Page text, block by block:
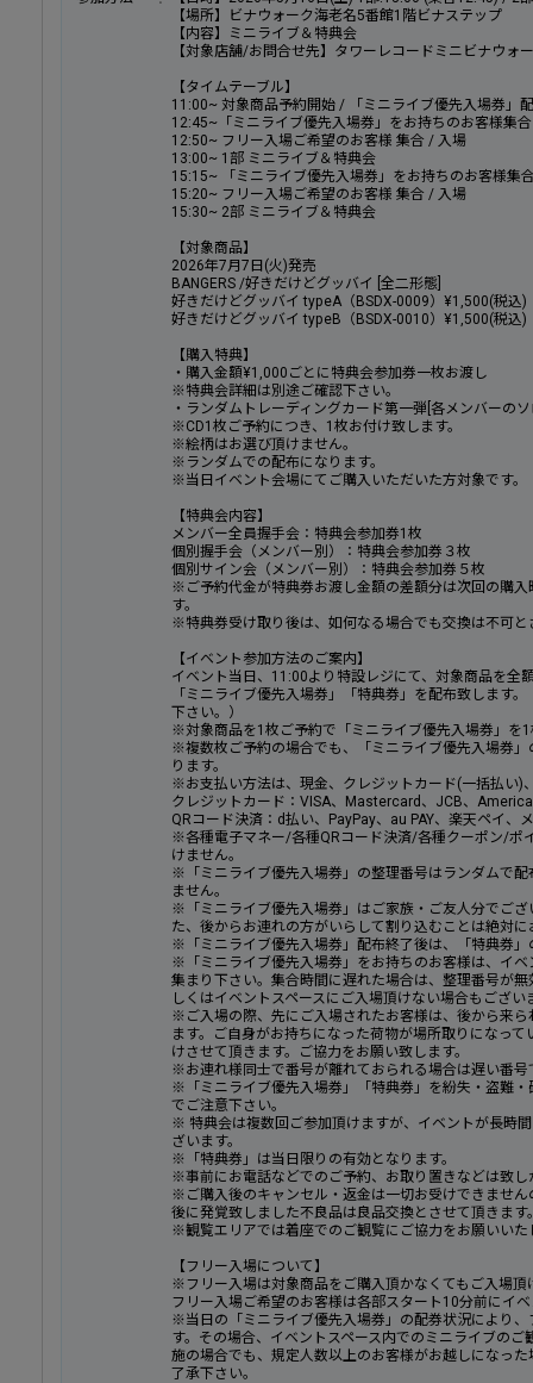
【場所】ビナウォーク海老名5番館1階ビナステップ
【内容】ミニライブ＆特典会
【対象店舗/お問合せ先】タワーレコードミニビナウォ
【タイムテーブル】
11:00~ 対象商品予約開始 / 「ミニライブ優先入場券」
12:45~「ミニライブ優先入場券」をお持ちのお客様集
12:50~ フリー入場ご希望のお客様 集合 / 入場
13:00~ 1部 ミニライブ＆特典会
15:15~ 「ミニライブ優先入場券」をお持ちのお客様集
15:20~ フリー入場ご希望のお客様 集合 / 入場
15:30~ 2部 ミニライブ＆特典会
【対象商品】
2026年7月7日(火)発売
BANGERS /好きだけどグッバイ [全二形態]
好きだけどグッバイ typeA（BSDX-0009）¥1,500(税込)
好きだけどグッバイ typeB（BSDX-0010）¥1,500(税込)
【購入特典】
・購入金額¥1,000ごとに特典会参加券一枚お渡し
※特典会詳細は別途ご確認下さい。
・ランダムトレーディングカード第一弾[各メンバーの
※CD1枚ご予約につき、1枚お付け致します。
※絵柄はお選び頂けません。
※ランダムでの配布になります。
※当日イベント会場にてご購入いただいた方対象です。
【特典会内容】
メンバー全員握手会：特典会参加券1枚
個別握手会（メンバー別）：特典会参加券３枚
個別サイン会（メンバー別）：特典会参加券５枚
※ご予約代金が特典券お渡し金額の差額分は次回の購
す。
※特典券受け取り後は、如何なる場合でも交換は不可と
【イベント参加方法のご案内】
イベント当日、11:00より特設レジにて、対象商品を全
「ミニライブ優先入場券」「特典券」を配布致します
下さい。）
※対象商品を1枚ご予約で「ミニライブ優先入場券」を
※複数枚ご予約の場合でも、「ミニライブ優先入場券
ります。
※お支払い方法は、現金、クレジットカード(一括払い)
クレジットカード：VISA、Mastercard、JCB、
QRコード決済：d払い、PayPay、au PAY、楽天ペイ、
※各種電子マネー/各種QRコード決済/各種クーポン/ポ
けません。
※「ミニライブ優先入場券」の整理番号はランダムで
ません。
※「ミニライブ優先入場券」はご家族・ご友人分でご
た、後からお連れの方がいらして割り込むことは絶対に
※「ミニライブ優先入場券」配布終了後は、「特典券」
※「ミニライブ優先入場券」をお持ちのお客様は、イ
集まり下さい。集合時間に遅れた場合は、整理番号が
しくはイベントスペースにご入場頂けない場合もござい
※ご入場の際、先にご入場されたお客様は、後から来
ます。ご自身がお持ちになった荷物が場所取りになっ
けさせて頂きます。ご協力をお願い致します。
※お連れ様同士で番号が離れておられる場合は遅い番号
※「ミニライブ優先入場券」「特典券」を紛失・盗難
でご注意下さい。
※ 特典会は複数回ご参加頂けますが、イベントが長時
ざいます。
※「特典券」は当日限りの有効となります。
※事前にお電話などでのご予約、お取り置きなどは致し
※ご購入後のキャンセル・返金は一切お受けできませ
後に発覚致しました不良品は良品交換とさせて頂きます
※観覧エリアでは着座でのご観覧にご協力をお願いいた
【フリー入場について】
※フリー入場は対象商品をご購入頂かなくてもご入場頂
フリー入場ご希望のお客様は各部スタート10分前にイ
※当日の「ミニライブ優先入場券」の配券状況により
す。その場合、イベントスペース内でのミニライブの
施の場合でも、規定人数以上のお客様がお越しになっ
了承下さい。